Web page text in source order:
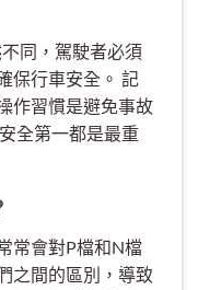
同，駕駛者必須
保行車安全。 記
作習慣是避免事故
全第一都是最重
常會對P檔和N檔
之間的區別，導致